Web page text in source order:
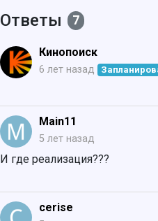
Ответы 7
Кинопоиск
6 лет назад
Main11
5 лет назад
И где реализация???
cerise